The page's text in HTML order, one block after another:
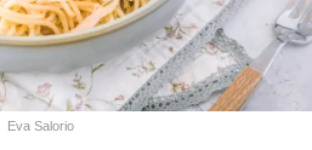
Eva Salorio